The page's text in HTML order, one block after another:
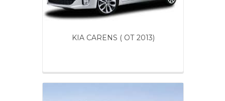
KIA CARENS ( ОТ 2013)